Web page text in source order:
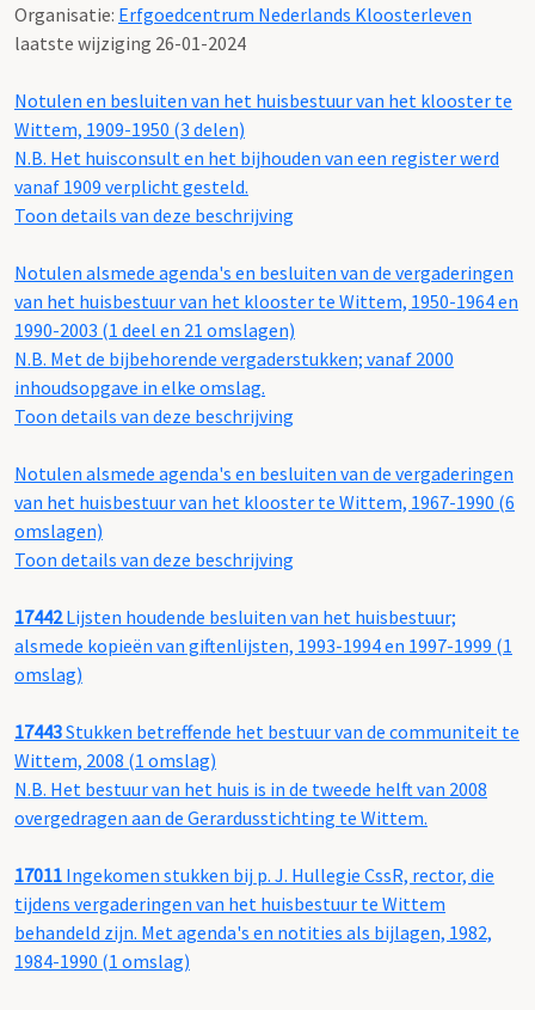
Organisatie: Erfgoedcentrum Nederlands Kloosterleven
laatste wijziging 26-01-2024
Notulen en besluiten van het huisbestuur van het klooster te
Wittem, 1909-1950 (3 delen)
N.B. Het huisconsult en het bijhouden van een register werd
vanaf 1909 verplicht gesteld.
Toon details van deze beschrijving
Notulen alsmede agenda's en besluiten van de vergaderingen
van het huisbestuur van het klooster te Wittem, 1950-1964 en
1990-2003 (1 deel en 21 omslagen)
N.B. Met de bijbehorende vergaderstukken; vanaf 2000
inhoudsopgave in elke omslag.
Toon details van deze beschrijving
Notulen alsmede agenda's en besluiten van de vergaderingen
van het huisbestuur van het klooster te Wittem, 1967-1990 (6
omslagen)
Toon details van deze beschrijving
17442Lijsten houdende besluiten van het huisbestuur;
alsmede kopieën van giftenlijsten, 1993-1994 en 1997-1999 (1
omslag)
17443Stukken betreffende het bestuur van de communiteit te
Wittem, 2008 (1 omslag)
N.B. Het bestuur van het huis is in de tweede helft van 2008
overgedragen aan de Gerardusstichting te Wittem.
17011 Ingekomen stukken bij p. J. Hullegie CssR, rector, die
tijdens vergaderingen van het huisbestuur te Wittem
behandeld zijn. Met agenda's en notities als bijlagen, 1982,
1984-1990 (1 omslag)